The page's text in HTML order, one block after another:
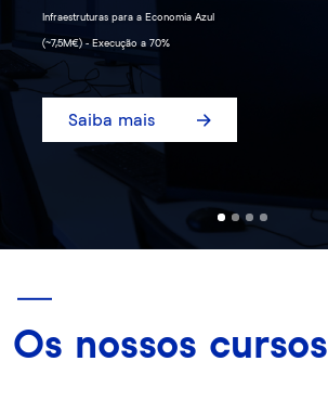
Infraestruturas para a Economia Azul
(~7,5M€) - Execução a 70%
Saiba mais
Os nossos cursos